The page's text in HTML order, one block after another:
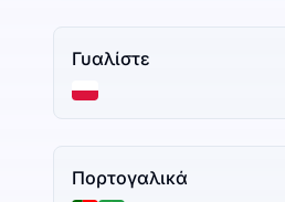
Γυαλίστε
Πορτογαλικά